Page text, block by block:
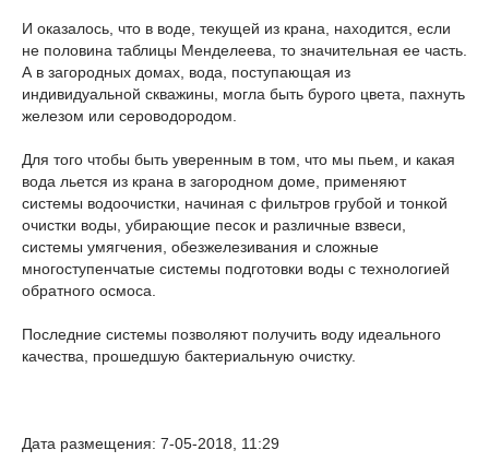
И оказалось, что в воде, текущей из крана, находится, если
не половина таблицы Менделеева, то значительная ее часть.
А в загородных домах, вода, поступающая из
индивидуальной скважины, могла быть бурого цвета, пахнуть
железом или сероводородом.
Для того чтобы быть уверенным в том, что мы пьем, и какая
вода льется из крана в загородном доме, применяют
системы водоочистки, начиная с фильтров грубой и тонкой
очистки воды, убирающие песок и различные взвеси,
системы умягчения, обезжелезивания и сложные
многоступенчатые системы подготовки воды с технологией
обратного осмоса.
Последние системы позволяют получить воду идеального
качества, прошедшую бактериальную очистку.
Дата размещения: 7-05-2018, 11:29